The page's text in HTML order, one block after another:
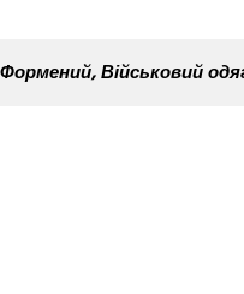
Військовий